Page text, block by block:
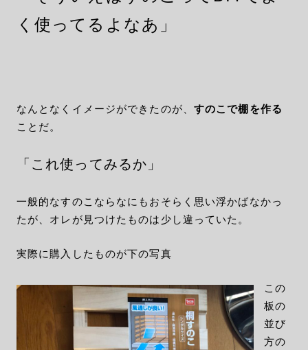
く使ってるよなあ」
なんとなくイメージができたのが、 すのこで棚を作る
ことだ。
「これ使ってみるか」
一般的なすのこならなにもおそらく思い浮かばなかっ
たが、オレが見つけたものは少し違っていた。
実際に購入したものが下の写真
この
板の
並び
方の